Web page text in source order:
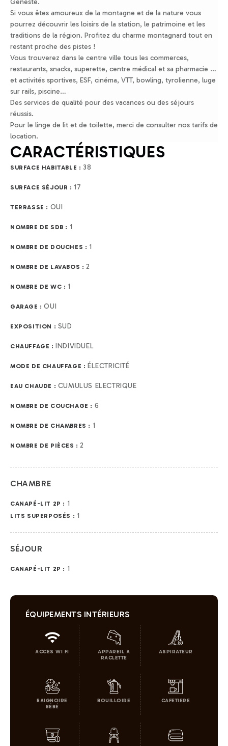
Geneste.
Si vous êtes amoureux de la montagne et de la nature vous
pourrez découvrir les loisirs de la station, le patrimoine et les
traditions de la région. Profitez du charme montagnard tout en
restant proche des pistes !
Vous trouverez dans le centre ville tous les commerces,
restaurants, snacks, superette, centre médical et sa pharmacie …
et activités sportives, ESF, cinéma, VTT, bowling, tyrolienne, luge
sur rails, piscine…
Des services de qualité pour des vacances ou des séjours
réussis.
Pour le linge de lit et de toilette, merci de consulter nos tarifs de
location.
CARACTÉRISTIQUES
SURFACE HABITABLE : 38
SURFACE SÉJOUR : 17
TERRASSE : OUI
NOMBRE DE SDB : 1
NOMBRE DE DOUCHES : 1
NOMBRE DE LAVABOS : 2
NOMBRE DE WC : 1
GARAGE :OUI
EXPOSITION : SUD
CHAUFFAGE : INDIVIDUEL
MODE DE CHAUFFAGE : ÉLECTRICITÉ
EAU CHAUDE : CUMULUS ELECTRIQUE
NOMBRE DE COUCHAGE : 6
NOMBRE DE CHAMBRES : 1
NOMBRE DE PIÈCES :2
CHAMBRE
CANAPÉ-LIT 2P : 1
LITS SUPERPOSÉS : 1
SÉJOUR
CANAPÉ-LIT 2P : 1
ÉQUIPEMENTS INTÉRIEURS
ACCES WI FI
APPAREIL A
RACLETTE
ASPIRATEUR
BAIGNOIRE
BÉBÉ
BOUILLOIRE CAFETIERE